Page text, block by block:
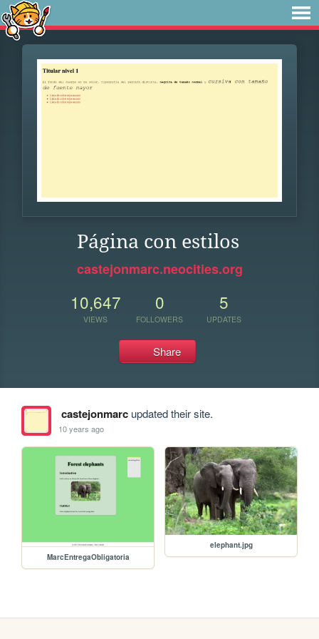
Página con estilos
castejonmarc.neocities.org
10,647
VIEWS
0
FOLLOWERS
5
UPDATES
Share
castejonmarcupdated their site.
10 years ago
MarcEntregaObligatoria
elephant.jpg